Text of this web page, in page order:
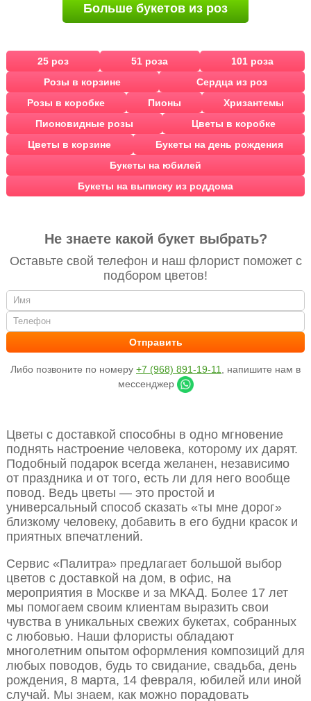
Больше букетов из роз
25 роз 51 роза
101 роза
Розы в корзине
Сердца из роз
Розы в коробке
Пионы
Хризантемы
Пионовидные розы
Цветы в коробке
Цветы в корзине
Букеты на день рождения
Букеты на юбилей
Букеты на выписку из роддома
Не знаете какой букет выбрать?
Оставьте свой телефон и наш флорист поможет с
подбором цветов!
Либо позвоните по номеру +7 (968) 891-19-11
, напишите нам в
мессенджер
Цветы с доставкой способны в одно мгновение
поднять настроение человека, которому их дарят.
Подобный подарок всегда желанен, независимо
от праздника и от того, есть ли для него вообще
повод. Ведь цветы — это простой и
универсальный способ сказать «ты мне дорог»
близкому человеку, добавить в его будни красок и
приятных впечатлений.
Сервис «Палитра» предлагает большой выбор
цветов с доставкой на дом, в офис, на
мероприятия в Москве и за МКАД. Более 17 лет
мы помогаем своим клиентам выразить свои
чувства в уникальных свежих букетах, собранных
с любовью. Наши флористы обладают
многолетним опытом оформления композиций для
любых поводов, будь то свидание, свадьба, день
рождения, 8 марта, 14 февраля, юбилей или иной
случай. Мы знаем, как можно порадовать